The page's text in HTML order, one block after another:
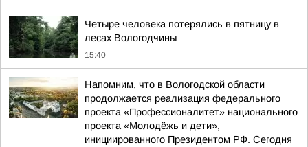
Четыре человека потерялись в пятницу в
лесах Вологодчины
15:40
Напомним, что в Вологодской области
продолжается реализация федерального
проекта «Профессионалитет» национального
проекта «Молодёжь и дети»,
инициированного Президентом РФ. Сегодня